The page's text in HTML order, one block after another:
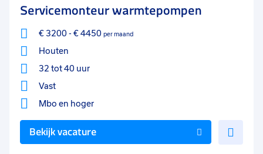
Filter
Sluiten
Servicemonteur warmtepompen
€ 3200- € 4450 per maand
Houten
32 tot 40 uur
Vast
Mbo en hoger
Bekijk vacature